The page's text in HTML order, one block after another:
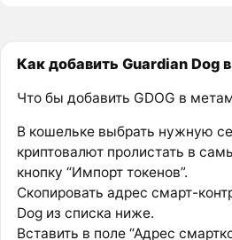
Как добавить Guardian Dog
Что бы добавить GDOG в
В кошельке выбрать нужную
криптовалют пролистать в
кнопку “Импорт токенов”.
Скопировать адрес смарт-
Dog из списка ниже.
Вставить в поле “Адрес